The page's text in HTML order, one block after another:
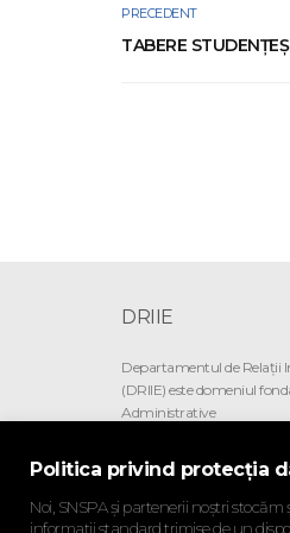
PRECEDENT
TABERE
DRIIE
Departamentul de Relaţii
(DRIIE) este domeniul
Administrative
SNSPA.RO
Politica privind protecția
Noi, SNSPA și partenerii noștri
informații standard trimise de un